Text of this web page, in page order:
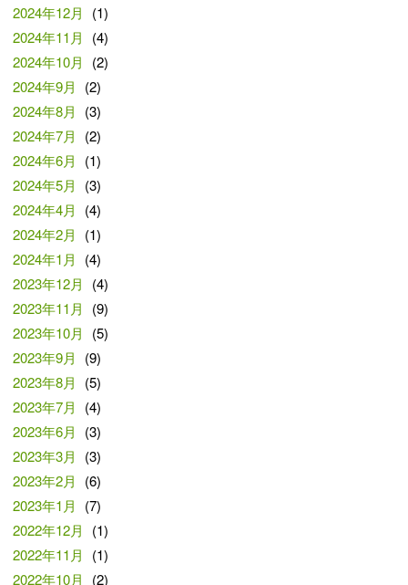
2024年12月
(1)
2024年11月
(4)
2024年10月
(2)
2024年9月
(2)
2024年8月
(3)
2024年7月
(2)
2024年6月
(1)
2024年5月
(3)
2024年4月
(4)
2024年2月
(1)
2024年1月
(4)
2023年12月
(4)
2023年11月
(9)
2023年10月
(5)
2023年9月
(9)
2023年8月
(5)
2023年7月
(4)
2023年6月
(3)
2023年3月
(3)
2023年2月
(6)
2023年1月
(7)
2022年12月
(1)
2022年11月
(1)
2022年10月
(2)